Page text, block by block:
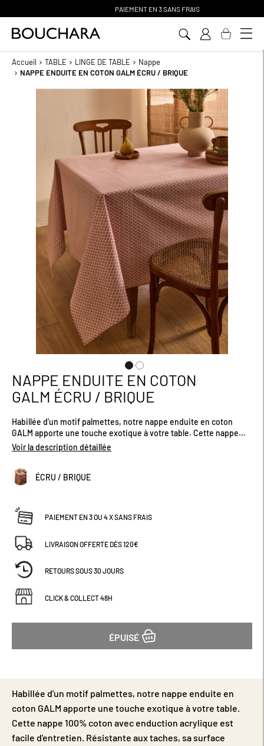
PAIEMENT EN 3 SANS FRAIS
Accueil TABLE LINGE DE TABLE
Nappe
NAPPE ENDUITE EN COTON GALM ÉCRU / BRIQUE
galerie
d’images
Passer
au
début
la
Galerie
d’images
NAPPE ENDUITE EN COTON
GALM ÉCRU / BRIQUE
Habillée d'un motif palmettes, notre nappe enduite en coton
GALM apporte une touche exotique à votre table. Cette nappe
100% coton avec enduction acrylique est facile d'entretien.
Résistante aux taches, sa surface imperméable se nettoie d'un
simple coup d'éponge. Certifiée OEKO-TEX®. Proposée dans 2
coloris et 2 tailles : 170 x 170 cm et 150 X 250 cm
Voir la description détaillée
ÉCRU / BRIQUE
PAIEMENT EN 3 OU 4 X SANS FRAIS
LIVRAISON OFFERTE DÈS 120€
RETOURS SOUS 30 JOURS
CLICK & COLLECT 48H
ÉPUISÉ
Habillée d'un motif palmettes, notre nappe enduite en
coton GALM apporte une touche exotique à votre table.
Cette nappe 100% coton avec enduction acrylique est
facile d'entretien. Résistante aux taches, sa surface